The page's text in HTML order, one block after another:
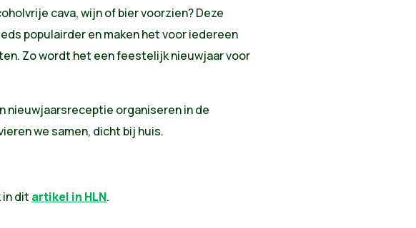
cava, wijn of bier voorzien? Deze
populairder en maken het voor iedereen
Zo wordt het een feestelijk nieuwjaar voor
nieuwjaarsreceptie organiseren in de
we samen, dicht bij huis.
in dit artikel in HLN.